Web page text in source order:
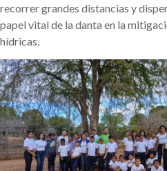
recorrer grandes distancias y
papel vital de la danta en la
hídricas.